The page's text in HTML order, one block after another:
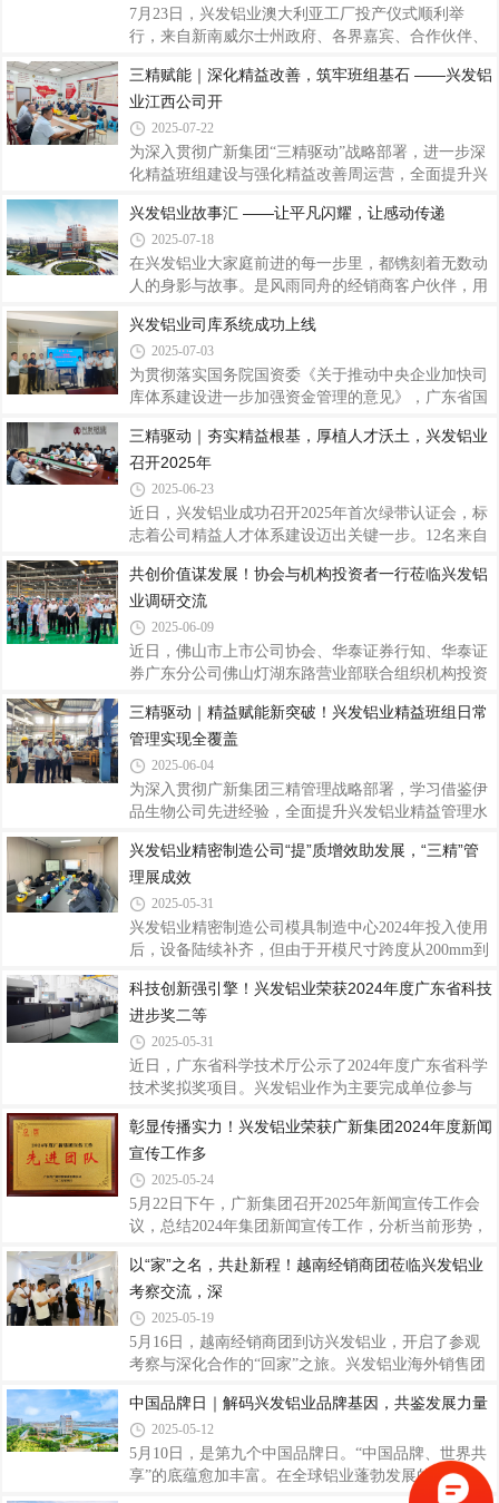
现推出“兴发铝业故事汇”系列报道，刊载部分先进个
人与团队故事，共同书写兴发铝业记忆，传递温暖光
业开创更美好的未来汇聚磅礴力量。兴发铝业子公司
生产副总经理徐洪刚，一名中共党员，也是一
7月23日，兴发铝业澳大利亚工厂投产仪式顺利举
行，来自新南威尔士州政府、各界嘉宾、合作伙伴、
同见证这一重要时刻，这是兴发铝业在全球化战略布
局上迈出的坚实一步，为公司全球发展蓝图绘就了浓
墨重彩的一笔，对于提升公司国际影响力、深化国际
合作具有重要里程碑意义。兴发铝业澳大利亚工厂位
于新南威尔士州托马戈，厂区总面积26522平方米，
2万吨，专注于新型高端铝型材产品的应用和推广，
严格执行工业基础、智能制造、绿色制造等重点领域
三精赋能｜深化精益改善，筑牢班组基石 ——兴发铝
业江西公司开
2025-07-22
为深入贯彻广新集团“三精驱动”战略部署，进一步深
化精益班组建设与强化精益改善周运营，全面提升兴
目分管领导刘允棠、广新集团运营管理部副总监黄进
扬，联合前往兴发铝业江西公司进行精益班组与改善
周考察赋能。一、强化改善周运营，以精准突破促精
细管理7月7日，江西公司6月份两项改善周项目总结
棠、广新集团运营管理部副总监黄进扬及江西公司生
产副总颜新桥莅临指导，为深化精益管理、强化改善
成效与加速人才培养锚定方向。各车间精益员
兴发铝业故事汇 ——让平凡闪耀，让感动传递
2025-07-18
在兴发铝业大家庭前进的每一步里，都镌刻着无数动
人的身影与故事。是风雨同舟的经销商客户伙伴，用
用汗水与匠心铸就品质；是身边那些默默付出的同
事，用点滴善举温暖人心；是每一个在平凡岗位上，
绽放出不平凡光芒的你……这些故事，这些感动，值
得被更多人看见！兴发铝业故事汇这是一个专属于您
地邀请您，拿起笔，举起镜头，说出您心底那份与兴
发铝业相连的感动与力量！一、你的故事，我们想听
无论您是个人或是团队，只要您的故事与兴发铝
兴发铝业司库系统成功上线
2025-07-03
为贯彻落实国务院国资委《关于推动中央企业加快司
库体系建设进一步加强资金管理的意见》，广东省国
见》，积极响应广新集团对兴发铝业司库系统的建设
要求，兴发铝业结合公司资金管理业务特点，在项目
组和相关业务部门三个月的通力协作与努力下，于近
期成功上线司库系统，标志着公司资金管理数字化建
设取得突破性进展。▲系统上线启动会“专项工作
字化变革推进委员会的指引下，公司成立了以党委书
记、董事长王立为组长，党委委员、财务总监郑建华
三精驱动｜夯实精益根基，厚植人才沃土，兴发铝业
召开2025年
2025-06-23
近日，兴发铝业成功召开2025年首次绿带认证会，标
志着公司精益人才体系建设迈出关键一步。12名来自
分管领导刘允棠和广新运营管理部副总监黄进扬参与
评审，为深化精益管理、强化精益改善与加速人才培
养擘画蓝图、指明方向。▲兴发铝业2025年首次绿带
认证会现场里程碑时刻：精益人才认证正式启航本次
绿带认证会是兴发铝业首届精益绿带人才认证活动，
筛选，12名来自生产、工艺、设备等关键岗位的精益
骨干，围绕各自主导的改善周项目进行了精彩
共创价值谋发展！协会与机构投资者一行莅临兴发铝
业调研交流
2025-06-09
近日，佛山市上市公司协会、华泰证券行知、华泰证
券广东分公司佛山灯湖东路营业部联合组织机构投资
（00098.HK），通过参观兴发铝业博物馆、数字化工
厂以及座谈交流等方式，深入了解兴发铝业的发展现
状、战略布局与未来规划。兴发铝业副总经理杨桦、
办公室主任罗国球等代表出席了活动，在深度探访之
旅中有效增进了彼此之间的沟通互信，共探价值共
铝业精密制造工厂，作为公司第一代数字化工厂，也
是佛山市数字化智能化示范工厂，拥有先进的生产智
造设备，
三精驱动｜精益赋能新突破！兴发铝业精益班组日常
管理实现全覆盖
2025-06-04
为深入贯彻广新集团三精管理战略部署，学习借鉴伊
品生物公司先进经验，全面提升兴发铝业精益管理水
发铝业党委书记、董事长王立部署及广新集团运营管
理部指导，全面启动精益班组日常管理模式建设。主
要工作举措集团指导与试点启动。在兴发铝业党委委
员、副总经理刘允棠和广新集团运营管理部副总监黄
进扬的指导下，选定三水基地、精密基地作为首批精
构建。广新集团运营管理部王开聘于4月开始在三水
基地、精密基地开展精益班组日常管理培训5次
兴发铝业精密制造公司“提”质增效助发展，“三精”管
理展成效
2025-05-31
兴发铝业精密制造公司模具制造中心2024年投入使用
后，设备陆续补齐，但由于开模尺寸跨度从200mm到
为统计单位的方式估算车间产能负荷量会出现较大偏
差，同时出于成本考虑，尽量自主制造，导致准时交
模率偏低，甚至影响挤压车间正常生产。为有效提升
准时交模率，在2025年3月公司组织开展三精管理“提
升模具交模率改善周项目”，调整了模具车间产能负
程中按实际生产情况进行生产计划调整，避免延迟模
具交付，导致订单未能及时完成，影响未来与客
科技创新强引擎！兴发铝业荣获2024年度广东省科技
进步奖二等
2025-05-31
近日，广东省科学技术厅公示了2024年度广东省科学
技术奖拟奖项目。兴发铝业作为主要完成单位参与
及应用”项目荣获广东省科技进步奖二等奖，再次彰
显了兴发铝业在材料科学领域的深厚技术底蕴和研发
创新实力。广东省科学技术奖由广东省科学技术厅主
办评选，主要授予为促进科技进步和经济社会发展作
出突出贡献的个人或组织，该奖项是广东省在科技成
科技创新工作，秉持自主研发与高校及科研院
所“产、学、研、用”相结合的方式加大与国内外知名
彰显传播实力！兴发铝业荣获广新集团2024年度新闻
宣传工作多
2025-05-24
5月22日下午，广新集团召开2025年新闻宣传工作会
议，总结2024年集团新闻宣传工作，分析当前形势，
节，兴发铝业团队及个人荣获2024年度广新集团宣传
工作先进团队、先进工作者及先进个人荣誉。这是对
兴发铝业过去一年新闻宣传工作的肯定，也是激励我
们继续积极进取、守正创新，共同推动集团新闻宣传
工作再上新台阶。会议邀请资深媒体专家开展专题辅
进行深刻阐述和经验分享，进一步提升集团新闻宣传
队伍的理论水平和专业能力。会议强调，2025年集
以“家”之名，共赴新程！越南经销商团莅临兴发铝业
考察交流，深
2025-05-19
5月16日，越南经销商团到访兴发铝业，开启了参观
考察与深化合作的“回家”之旅。兴发铝业海外销售团
团。通过工厂考察、展厅参观、座谈交流三大环节，
共叙情谊再启合作新章。此次来访不仅是双方合作关
系的进一步巩固，合作信念愈发笃定，更是兴发铝业
全球化战略的重要实践，彰显了中国铝型材龙头企业
对东南亚市场的深耕布局，更为未来的紧密合作奠定
中国品牌日｜解码兴发铝业品牌基因，共鉴发展力量
2025-05-12
5月10日，是第九个中国品牌日。“中国品牌、世界共
享”的底蕴愈加丰富。在全球铝业蓬勃发展的浪潮
中，兴发铝业凭借深厚且独特的品牌实力积淀，自